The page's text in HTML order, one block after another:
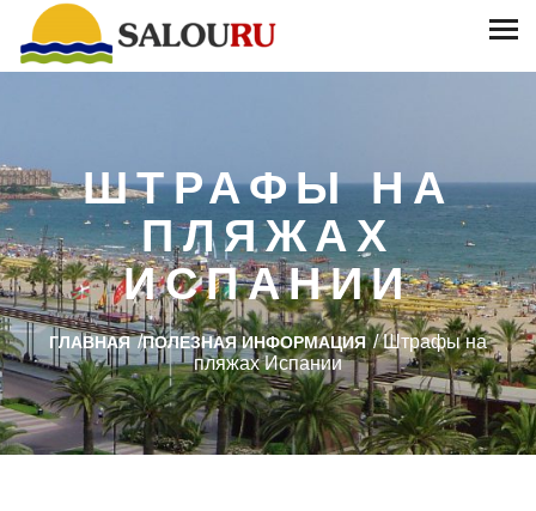
ШТРАФЫ НА
ПЛЯЖАХ
ИСПАНИИ
ГЛАВНАЯ/ПОЛЕЗНАЯ ИНФОРМАЦИЯ/Штрафы на
пляжах Испании